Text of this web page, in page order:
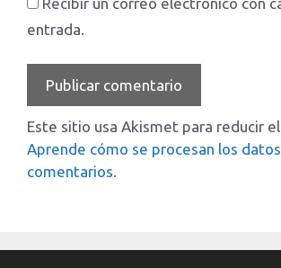
entrada.
Este sitio usa Akismet para reducir el
Aprende cómo se procesan los
comentarios.